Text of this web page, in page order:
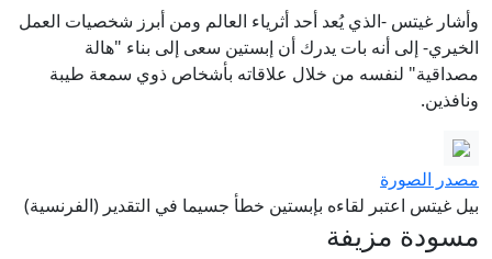
وأشار غيتس -الذي يُعد أحد أثرياء العالم ومن أبرز شخصيات العمل
الخيري- إلى أنه بات يدرك أن إبستين سعى إلى بناء "هالة
مصداقية" لنفسه من خلال علاقاته بأشخاص ذوي سمعة طيبة
ونافذين.
مصدر الصورة
بيل غيتس اعتبر لقاءه بإبستين خطأ جسيما في التقدير (الفرنسية)
مسودة مزيفة